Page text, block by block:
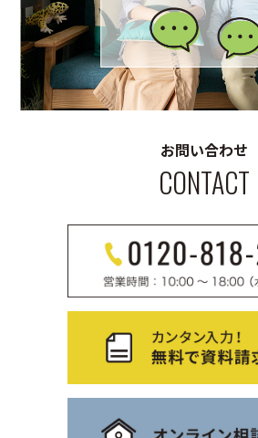
お問い合わせ
CONTACT